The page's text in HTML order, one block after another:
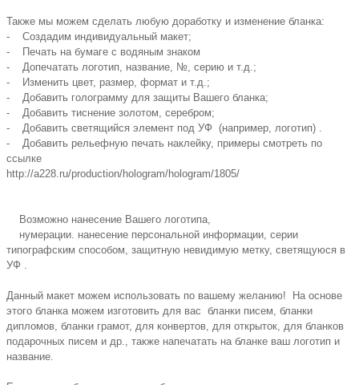
Также мы можем сделать любую доработку и изменение бланка:
- Создадим индивидуальный макет;
- Печать на бумаге с водяным знаком
- Допечатать логотип, название, №, серию и т.д.;
- Изменить цвет, размер, формат и т.д.;
- Добавить голограмму для защиты Вашего бланка;
- Добавить тиснение золотом, серебром;
- Добавить светящийся элемент под УФ (например, логотип) .
- Добавить рельефную печать наклейку, примеры смотреть по
ссылке
http://a228.ru/production/hologram/hologram/1805/
Возможно нанесение Вашего логотипа,
нумерации. нанесение персональной информации, серии
типографским способом, защитную невидимую метку, светящуюся в
УФ .
Данный макет можем использовать по вашему желанию! На основе
этого бланка можем изготовить для вас бланки писем, бланки
дипломов, бланки грамот, для конвертов, для открыток, для бланков
подарочных писем и др., также напечатать на бланке ваш логотип и
название.